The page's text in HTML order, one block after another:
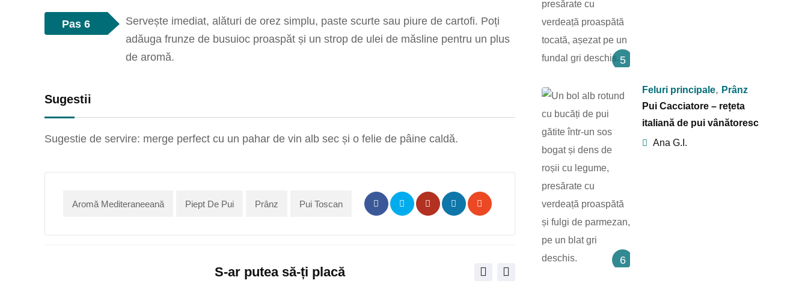
Pas 6
Servește imediat, alături de orez simplu, paste scurte sau piure de cartofi. Poți
adăuga frunze de busuioc proaspăt și un strop de ulei de măsline pentru un plus
de aromă.
Sugestii
Sugestie de servire: merge perfect cu un pahar de vin alb sec și o felie de pâine caldă.
Aromă Mediteraneeană Piept De Pui Prânz Pui Toscan
PinterestShare
Print
S-ar putea să-ți placă
5
6
Feluri principale, Prânz
Pui Cacciatore – rețeta
italiană de pui vânătoresc
Ana G.I.